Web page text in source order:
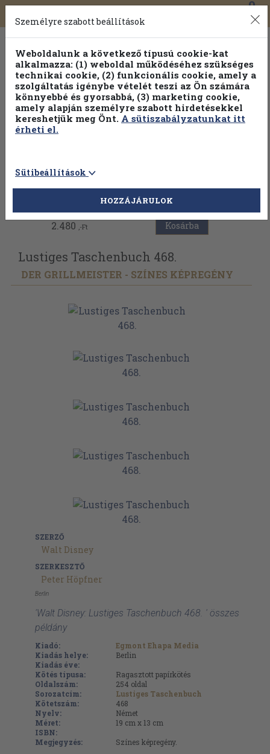
Toggle
navigation
0
Vissza az előző oldalra
2.480 ,-Ft Kosárba
Lustiges Taschenbuch 468.
DER GRILLMEISTER - SZÍNES KÉPREGÉNY
SZERZŐ
Walt Disney
SZERKESZTŐ
Peter Höpfner
Berlin
'Walt Disney: Lustiges Taschenbuch 468. ' összes
példány
Kiadó:
Egmont Ehapa Media
Kiadás helye:
Berlin
Kiadás éve:
Kötés típusa:
Ragasztott papírkötés
Oldalszám:
254 oldal
Sorozatcím:
Lustiges Taschenbuch
Kötetszám:
468
Nyelv:
Német
Méret:
19 cm x 13 cm
ISBN:
Megjegyzés:
Színes képregény.
Személyre szabott beállítások
Weboldalunk a következő típusú cookie-kat
alkalmazza: (1) weboldal működéséhez szükséges
technikai cookie, (2) funkcionális cookie, amely a
szolgáltatás igénybe vételét teszi az Ön számára
könnyebbé és gyorsabbá, (3) marketing cookie,
amely alapján személyre szabott hirdetésekkel
kereshetjük meg Önt. A sütiszabályzatunkat itt
érheti el.
Sütibeállítások
HOZZÁJÁRULOK